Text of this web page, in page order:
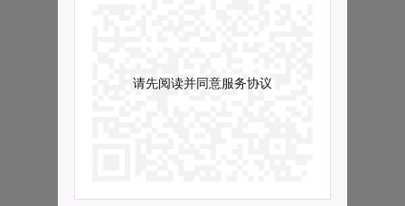
请先阅读并同意服务协议